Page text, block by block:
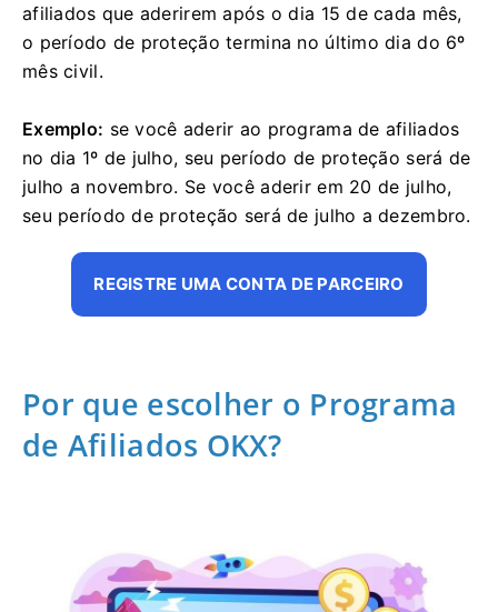
afiliados que aderirem após o dia 15 de cada mês,
o período de proteção termina no último dia do 6º
mês civil.
Exemplo: se você aderir ao programa de afiliados
no dia 1º de julho, seu período de proteção será de
julho a novembro. Se você aderir em 20 de julho,
seu período de proteção será de julho a dezembro.
REGISTRE UMA CONTA DE PARCEIRO
Por que escolher o Programa
de Afiliados OKX?